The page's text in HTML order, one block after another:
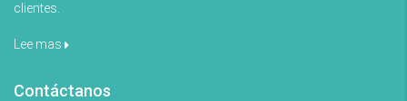
clientes.
Lee mas
Contáctanos